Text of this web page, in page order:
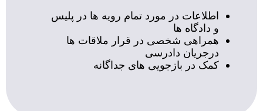
اطلاعات در مورد تمام رویه ها در پلیس
و دادگاه ها
همراهی شخصی در قرار ملاقات ها
درجریان دادرسی
کمک در بازجویی های جداگانه